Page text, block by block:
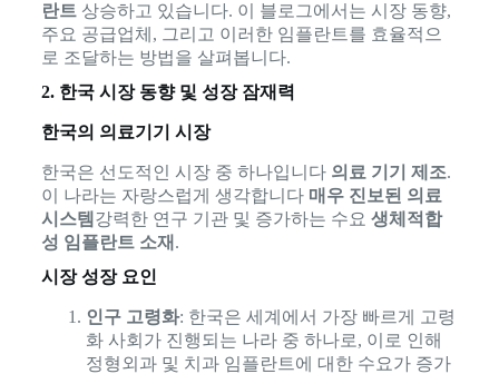
란트상승하고 있습니다. 이 블로그에서는 시장 동향,
주요 공급업체, 그리고 이러한 임플란트를 효율적으
로 조달하는 방법을 살펴봅니다.
2. 한국 시장 동향 및 성장 잠재력
한국의 의료기기 시장
한국은 선도적인 시장 중 하나입니다 의료 기기 제조.
이 나라는 자랑스럽게 생각합니다 매우 진보된 의료
시스템 강력한 연구 기관 및 증가하는 수요 생체적합
성 임플란트 소재 .
시장 성장 요인
인구 고령화: 한국은 세계에서 가장 빠르게 고령
화 사회가 진행되는 나라 중 하나로, 이로 인해
정형외과 및 치과 임플란트에 대한 수요가 증가